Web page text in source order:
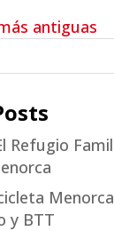
antiguas
Refugio
y BTT